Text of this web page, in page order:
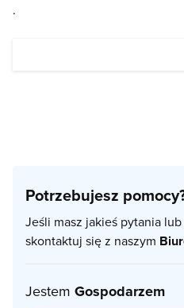
.
Potrzebujesz
Jeśli masz jakieś pytania
skontaktuj się z naszym
Jestem Gospodarzem